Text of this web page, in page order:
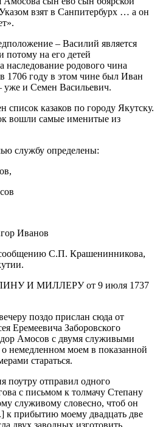
взят в Санпитербурх … а он
– Василий является
на его детей
наследование родового чина
в 1706 году в этом чине был Иван
уже и Семен Васильевич.
список казаков по городу Якутску.
вошли самые именитые из
службу определены:
Иванов
С.П. Крашенинникова,
И МИЛЛЕРУ от 9 июля 1737
поздо прислан сюда от
Еремеевича Заборовского
Амосов с двумя служивыми
немедленном моем в показанной
стараться.
отправил одного
с письмом к толмачу Степану
служивому словесно, чтоб он
к прибытию моему двадцать две
двух заводных изготовить.